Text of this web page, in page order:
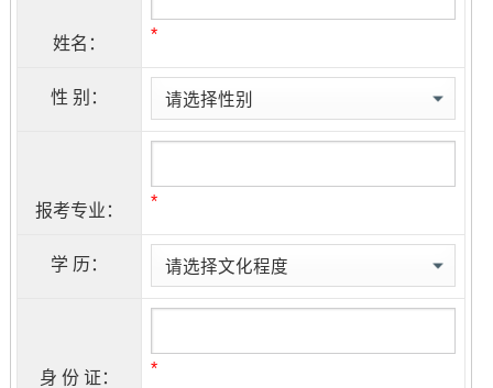
姓名： *
性 别：
报考专业： *
学 历：
身 份 证： *